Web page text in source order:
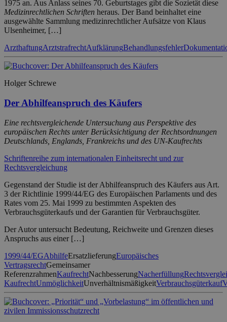
1975 an. Aus Anlass seines 70. Geburtstages gibt die Sozietät diese
Medizinrechtlichen Schriften heraus. Der Band beinhaltet eine
ausgewählte Sammlung medizinrechtlicher Aufsätze von Klaus
Ulsenheimer, […]
ArzthaftungArztstrafrechtAufklärungBehandlungsfehler
Holger Schrewe
Der Abhilfeanspruch des Käufers
Eine rechtsvergleichende Untersuchung aus Perspektive des
europäischen Rechts unter Berücksichtigung der Rechtsordnungen
Deutschlands, Englands, Frankreichs und des UN-Kaufrechts
Schriftenreihe zum internationalen Einheitsrecht und zur
Rechtsvergleichung
Gegenstand der Studie ist der Abhilfeanspruch des Käufers aus Art.
3 der Richtlinie 1999/44/EG des Europäischen Parlaments und des
Rates vom 25. Mai 1999 zu bestimmten Aspekten des
Verbrauchsgüterkaufs und der Garantien für Verbrauchsgüter.
Der Autor untersucht Bedeutung, Reichweite und Grenzen dieses
Anspruchs aus einer […]
1999/44/EGAbhilfeErsatzlieferungEuropäisches
VertragsrechtGemeinsamer
ReferenzrahmenKaufrechtNachbesserungNacherfüllung
KaufrechtUnmöglichkeitUnverhältnismäßigkeitVerbrauchsgüterkauf